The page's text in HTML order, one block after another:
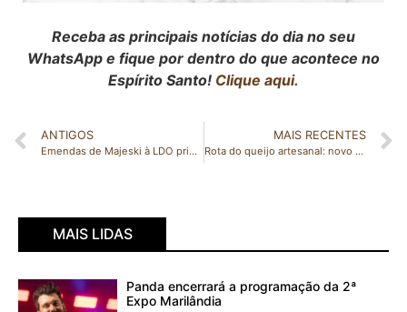
Receba as principais notícias do dia no seu
WhatsApp e fique por dentro do que acontece no
Espírito Santo! Clique aqui.
ANTIGOS
Emendas de Majeski à LDO priorizam transparência, educação, meio ambiente e controle de gastos
MAIS RECENTES
Rota do queijo artesanal: novo destino gastronômico do Estado destaca empreendedores de João Neiva
MAIS LIDAS
Panda encerrará a programação da 2ª
Expo Marilândia